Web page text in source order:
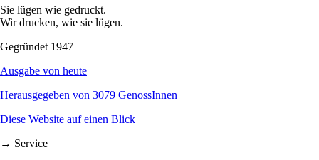
Sie lügen wie gedruckt.
Wir drucken, wie sie lügen.
Gegründet 1947
Ausgabe von heute
Herausgegeben von 3079 GenossInnen
Diese Website auf einen Blick
→ Service